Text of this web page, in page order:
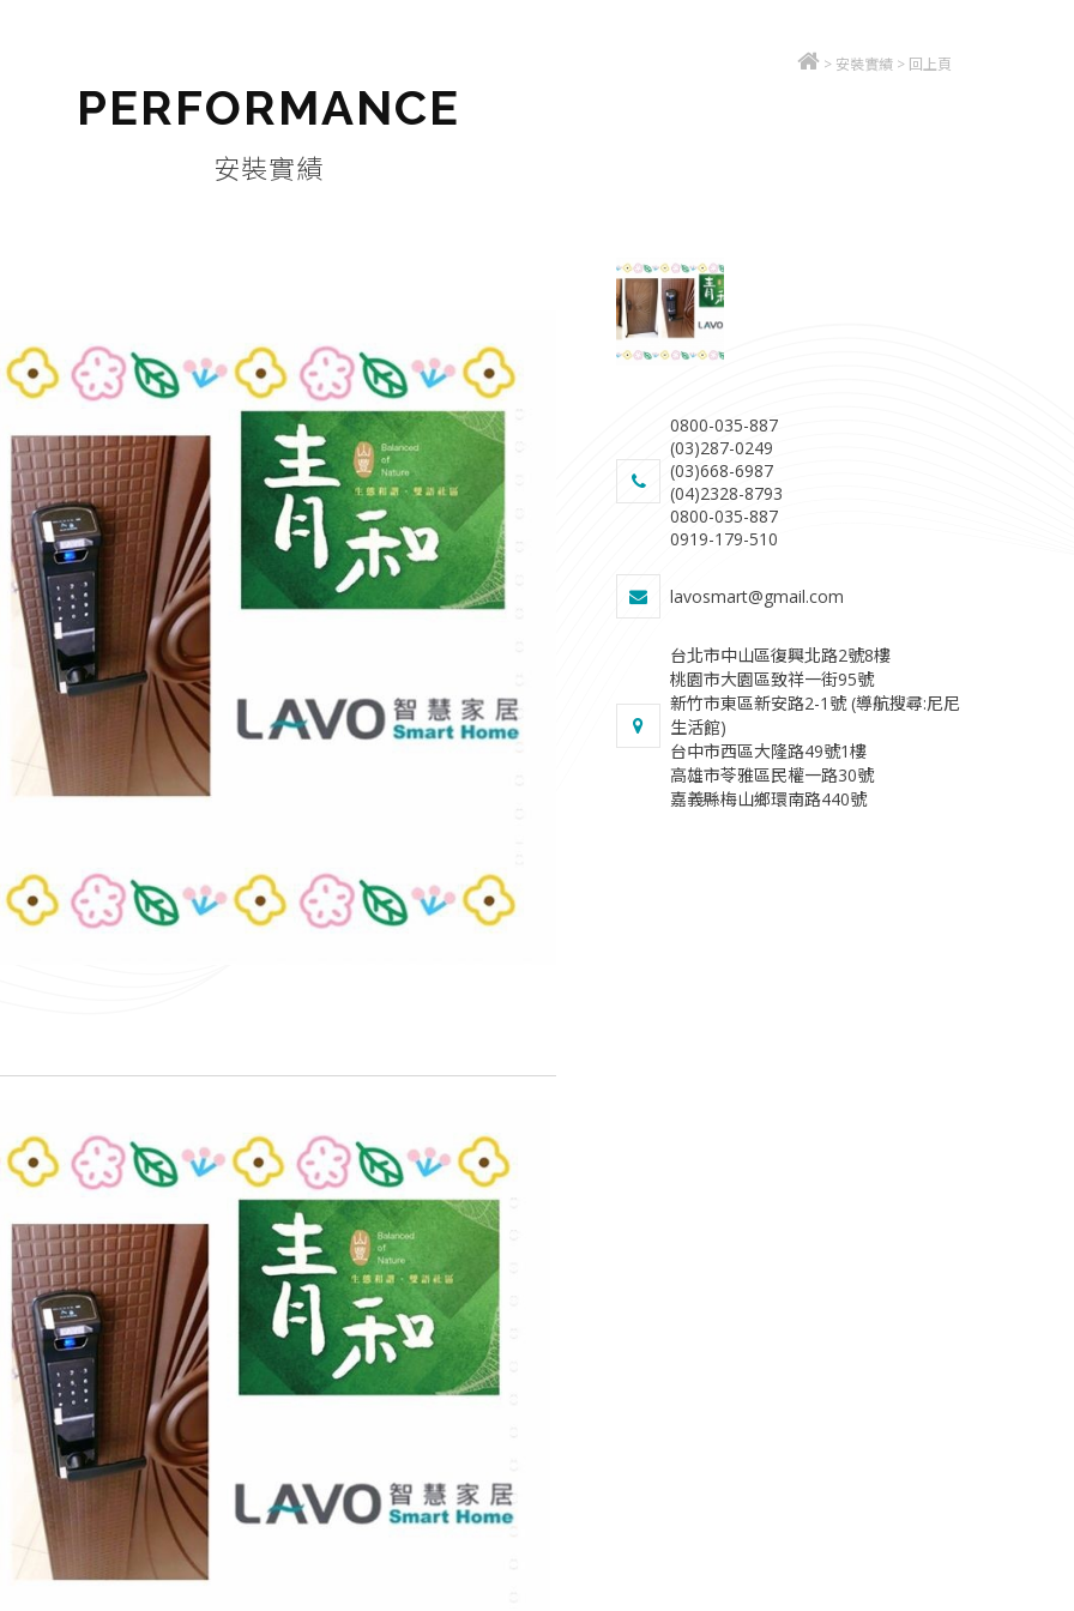
PERFORMANCE
安裝實績
> 安裝實績 > 回上頁
0800-035-887
(03)287-0249
(03)668-6987
(04)2328-8793
0800-035-887
0919-179-510
lavosmart@gmail.com
台北市中山區復興北路2號8樓
桃園市大園區致祥一街95號
新竹市東區新安路2-1號 (導航搜尋:尼尼
生活館)
台中市西區大隆路49號1樓
​高雄市苓雅區民權一路30號
​嘉義縣梅山鄉環南路440號